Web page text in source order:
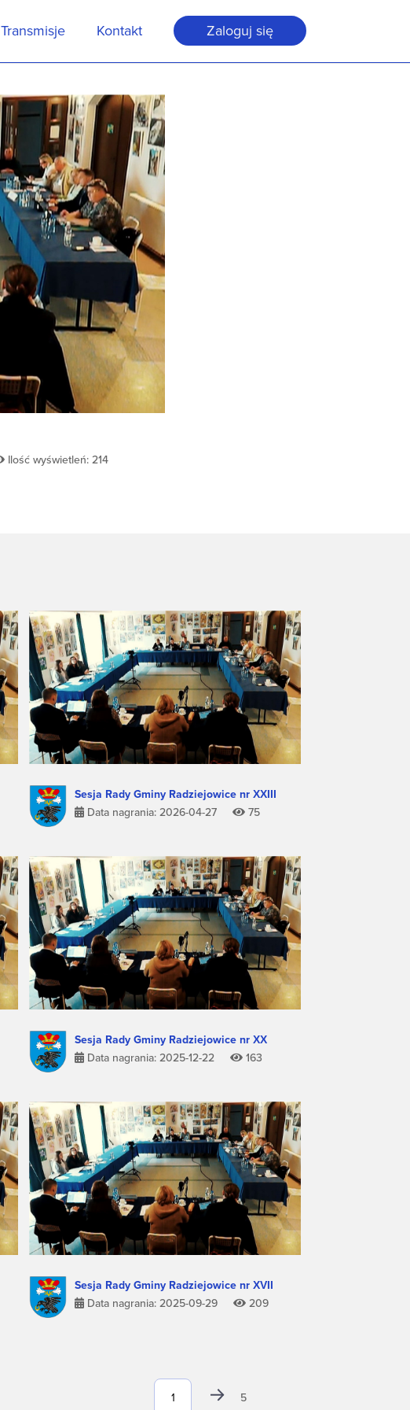
Transmisje Kontakt Zaloguj się
Ilość wyświetleń: 214
Sesja Rady Gminy Radziejowice nr XXIII
Data nagrania: 2026-04-27
75
Sesja Rady Gminy Radziejowice nr XX
Data nagrania: 2025-12-22
163
Sesja Rady Gminy Radziejowice nr XVII
Data nagrania: 2025-09-29
209
5